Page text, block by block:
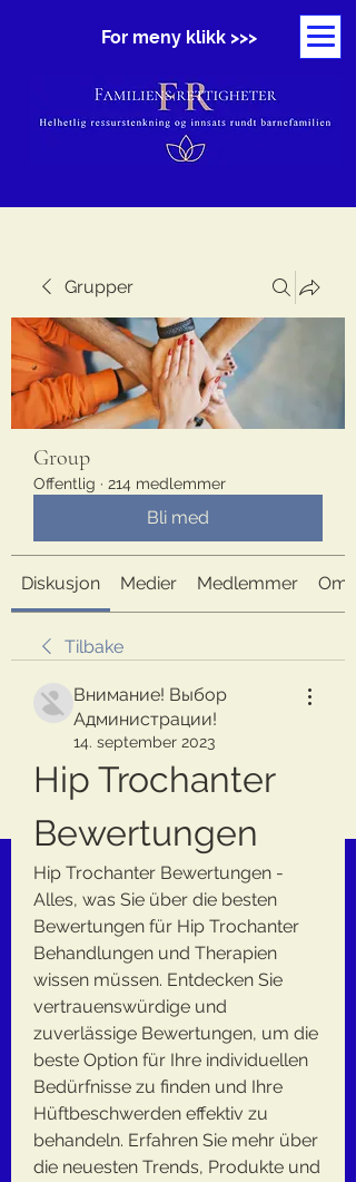
For meny klikk >>>
Grupper
Group
Offentlig · 214 medlemmer
Bli med
Diskusjon Medier Medlemmer Om
Tilbake
Внимание! Выбор
Администрации!
14. september 2023
Hip Trochanter
Bewertungen
Hip Trochanter Bewertungen -
Alles, was Sie über die besten
Bewertungen für Hip Trochanter
Behandlungen und Therapien
wissen müssen. Entdecken Sie
vertrauenswürdige und
zuverlässige Bewertungen, um die
beste Option für Ihre individuellen
Bedürfnisse zu finden und Ihre
Hüftbeschwerden effektiv zu
behandeln. Erfahren Sie mehr über
die neuesten Trends, Produkte und